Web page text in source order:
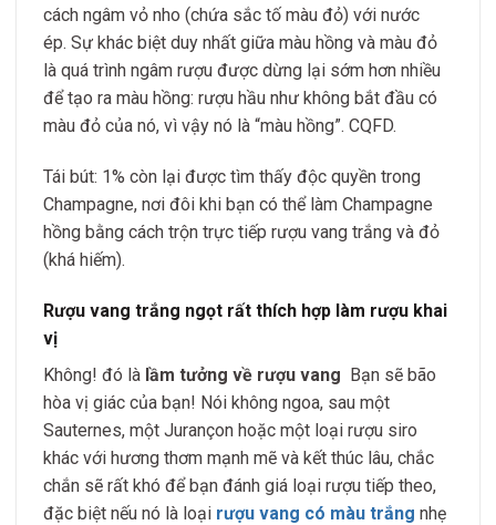
cách ngâm vỏ nho (chứa sắc tố màu đỏ) với nước
ép. Sự khác biệt duy nhất giữa màu hồng và màu đỏ
là quá trình ngâm rượu được dừng lại sớm hơn nhiều
để tạo ra màu hồng: rượu hầu như không bắt đầu có
màu đỏ của nó, vì vậy nó là “màu hồng”. CQFD.
Tái bút: 1% còn lại được tìm thấy độc quyền trong
Champagne, nơi đôi khi bạn có thể làm Champagne
hồng bằng cách trộn trực tiếp rượu vang trắng và đỏ
(khá hiếm).
Rượu vang trắng ngọt rất thích hợp làm rượu khai
vị
Không! đó là lầm tưởng về rượu vang Bạn sẽ bão
hòa vị giác của bạn! Nói không ngoa, sau một
Sauternes, một Jurançon hoặc một loại rượu siro
khác với hương thơm mạnh mẽ và kết thúc lâu, chắc
chắn sẽ rất khó để bạn đánh giá loại rượu tiếp theo,
đặc biệt nếu nó là loại rượu vang có màu trắng nhẹ